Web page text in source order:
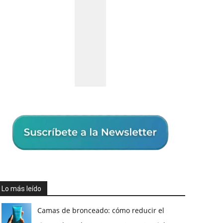
Lo más leído
Camas de bronceado: cómo reducir el